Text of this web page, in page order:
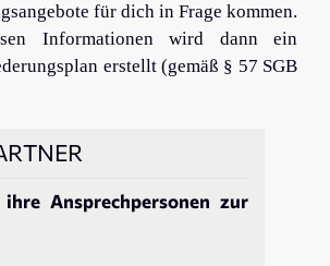
für dich in Frage kommen.
Informationen wird dann ein
erstellt (gemäß § 57 SGB
Ansprechpersonen zur